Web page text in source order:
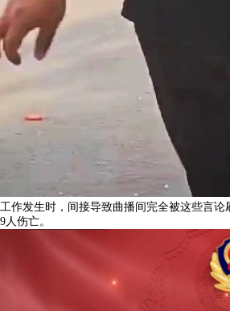
工作发生时，间接导致曲播间完全被这些言
9人伤亡。